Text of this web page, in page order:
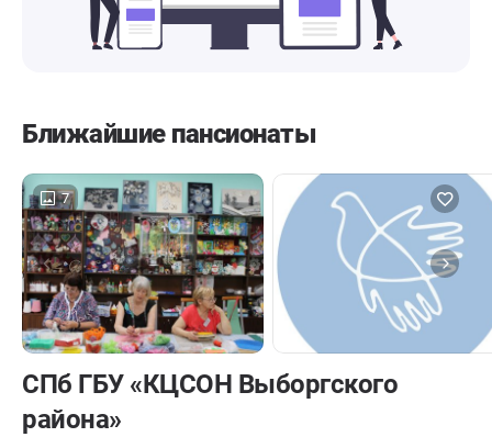
Ближайшие пансионаты
7
СПб ГБУ «КЦСОН Выборгского
района»